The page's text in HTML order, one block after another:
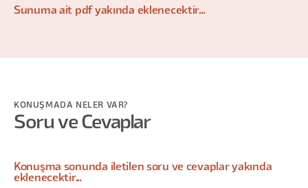
Sunuma ait pdf yakında eklenecektir...
KONUŞMADA NELER VAR?
Soru ve Cevaplar
Konuşma sonunda iletilen soru ve cevaplar yakında
eklenecektir...